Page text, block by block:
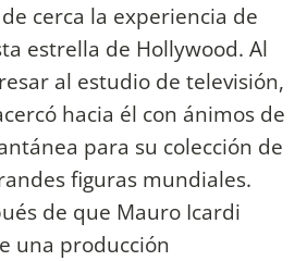
cerca la experiencia de
estrella de Hollywood. Al
al estudio de televisión,
hacia él con ánimos de
para su colección de
figuras mundiales.
de que Mauro Icardi
una producción